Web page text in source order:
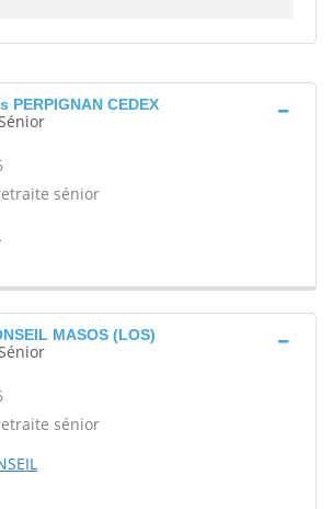
PERPIGNAN CEDEX
sénior
MASOS (LOS)
sénior